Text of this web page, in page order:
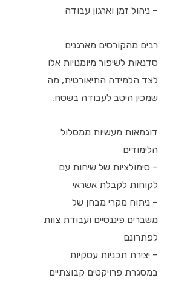
– ניהול זמן וארגון עבודה
רבים מהקורסים מארגנים
סדנאות לשיפור מיומנויות אלו
לצד הלמידה התיאורטית, מה
שמכין היטב לעבודה בשטח.
דוגמאות מעשיות ממסלול
הלימודים
– סימולציות של שיחות עם
לקוחות לקבלת אשראי
– ניתוח מקרי מבחן של
משברים פיננסיים ועבודת צוות
לפתרונם
– יצירת תכניות עסקיות
במסגרת פרויקטים קבוצתיים